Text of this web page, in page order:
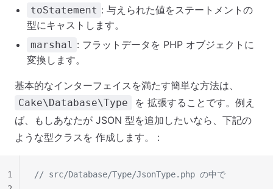
toStatement : 与えられた値をステートメントの
型にキャストします。
marshal : フラットデータを PHP オブジェクトに
変換します。
基本的なインターフェイスを満たす簡単な方法は、
Cake\Database\Type
を 拡張することです。例え
ば、もしあなたが JSON 型を追加したいなら、下記の
ような型クラスを 作成します。 :
// src/Database/Type/JsonType.php の中で
1